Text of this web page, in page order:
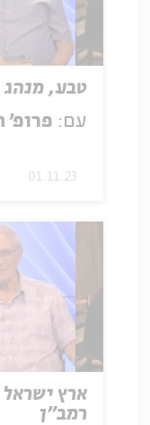
טבע, מנהג
עם: פרופ'
01.11.23
ארץ ישראל
רמב"ן